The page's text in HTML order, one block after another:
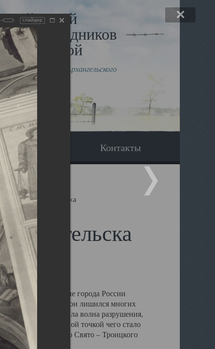
музей
и исповедников
митрополита Архангельского
Даниила
ответ Контакты
собор Архангельска
другие губернские города России
которых он лишился многих
ударила волна разрушения,
–х годов. Отправной точкой чего стало
кафедрального Свято – Троицкого
слайдер